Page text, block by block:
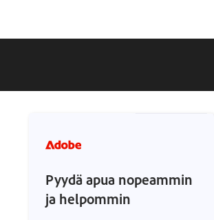
Pyydä apua nopeammin
ja helpommin